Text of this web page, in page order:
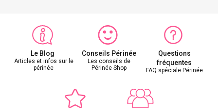
Le Blog
Articles et infos sur le
périnée
Conseils Périnée
Les conseils de
Périnée Shop
Questions
fréquentes
FAQ spéciale Périnée